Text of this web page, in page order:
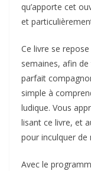
qu’apporte cet
et
Ce livre se
semaines, afin
parfait
simple à
ludique. Vous
lisant ce livre, et
pour inculquer
Avec le